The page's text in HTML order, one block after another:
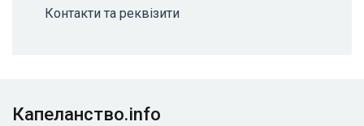
Контакти та реквізити
Капеланство.info